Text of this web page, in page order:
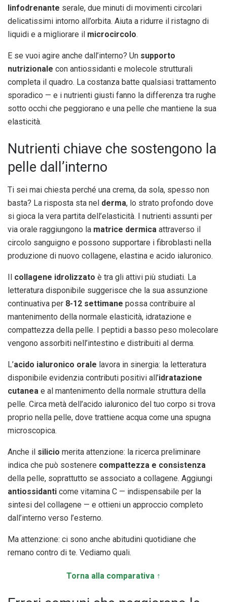
linfodrenante serale, due minuti di movimenti circolari
delicatissimi intorno all’orbita. Aiuta a ridurre il ristagno di
liquidi e a migliorare il microcircolo.
E se vuoi agire anche dall’interno? Un supporto
nutrizionale con antiossidanti e molecole strutturali
completa il quadro. La costanza batte qualsiasi trattamento
sporadico — e i nutrienti giusti fanno la differenza tra rughe
sotto occhi che peggiorano e una pelle che mantiene la sua
elasticità.
Nutrienti chiave che sostengono la
pelle dall’interno
Ti sei mai chiesta perché una crema, da sola, spesso non
basta? La risposta sta nel derma, lo strato profondo dove
si gioca la vera partita dell’elasticità. I nutrienti assunti per
via orale raggiungono la matrice dermica attraverso il
circolo sanguigno e possono supportare i fibroblasti nella
produzione di nuovo collagene, elastina e acido ialuronico.
Il collagene idrolizzato è tra gli attivi più studiati. La
letteratura disponibile suggerisce che la sua assunzione
continuativa per 8-12 settimane possa contribuire al
mantenimento della normale elasticità, idratazione e
compattezza della pelle. I peptidi a basso peso molecolare
vengono assorbiti nell’intestino e distribuiti al derma.
L’acido ialuronico orale lavora in sinergia: la letteratura
disponibile evidenzia contributi positivi all’idratazione
cutanea e al mantenimento della normale struttura della
pelle. Circa metà dell’acido ialuronico del tuo corpo si trova
proprio nella pelle, dove trattiene acqua come una spugna
microscopica.
Anche il silicio merita attenzione: la ricerca preliminare
indica che può sostenere compattezza e consistenza
della pelle, soprattutto se associato a collagene. Aggiungi
antiossidanti come vitamina C — indispensabile per la
sintesi del collagene — e ottieni un approccio completo
dall’interno verso l’esterno.
Ma attenzione: ci sono anche abitudini quotidiane che
remano contro di te. Vediamo quali.
Torna alla comparativa ↑